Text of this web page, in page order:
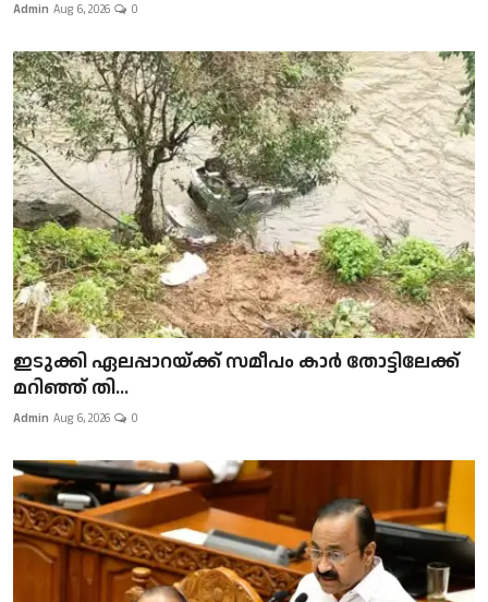
Admin Aug 6, 2026 0
ഇടുക്കി ഏലപ്പാറയ്ക്ക് സമീപം കാർ തോട്ടിലേക്ക്
മറിഞ്ഞ് തി...
Admin Aug 6, 2026 0